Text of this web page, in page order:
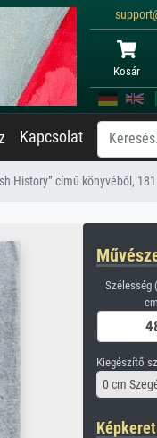
Kosár
Kapcsolat
History” című könyvéből,
Szélesség
Kiegészítő
0 cm
Képkeret